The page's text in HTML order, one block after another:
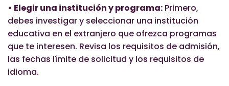
• Elegir una institución y programa: Primero,
debes investigar y seleccionar una institución
educativa en el extranjero que ofrezca programas
que te interesen. Revisa los requisitos de admisión,
las fechas límite de solicitud y los requisitos de
idioma.